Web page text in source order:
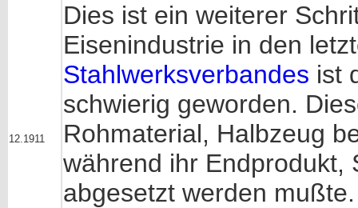
12.1911
Dies ist ein weiterer
Eisenindustrie in den
Stahlwerksverbandes ist
schwierig geworden.
Rohmaterial, Halbzeug
während ihr Endprodukt,
abgesetzt werden mußte.